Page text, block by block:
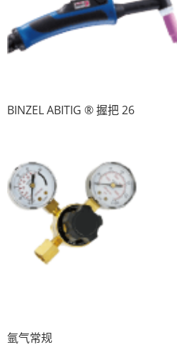
BINZEL ABITIG ® 握把 26
氩气常规